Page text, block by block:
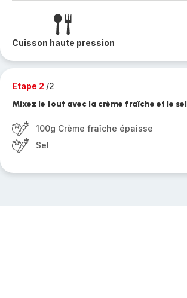
Cuisson haute pression
Etape 2 /2
Mixez le tout avec la crème fraîche et le sel
100g Crème fraîche épaisse
Sel